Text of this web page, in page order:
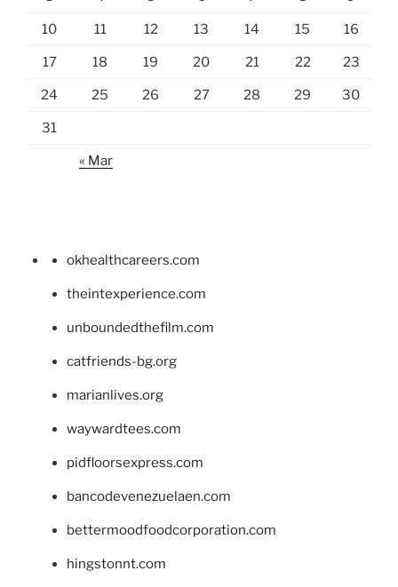
10 11 12 13 14 15 16
17 18 19 20 21 22 23
24 25 26 27 28 29 30
31
« Mar
okhealthcareers.com
theintexperience.com
unboundedthefilm.com
catfriends-bg.org
marianlives.org
waywardtees.com
pidfloorsexpress.com
bancodevenezuelaen.com
bettermoodfoodcorporation.com
hingstonnt.com